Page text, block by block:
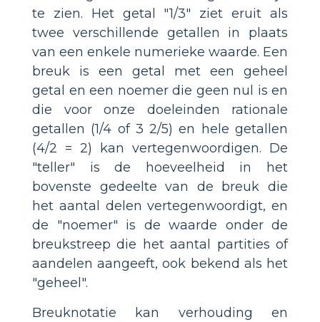
te zien. Het getal "1/3" ziet eruit als
twee verschillende getallen in plaats
van een enkele numerieke waarde. Een
breuk is een getal met een geheel
getal en een noemer die geen nul is en
die voor onze doeleinden rationale
getallen (1/4 of 3 2/5) en hele getallen
(4/2 = 2) kan vertegenwoordigen. De
"teller" is de hoeveelheid in het
bovenste gedeelte van de breuk die
het aantal delen vertegenwoordigt, en
de "noemer" is de waarde onder de
breukstreep die het aantal partities of
aandelen aangeeft, ook bekend als het
"geheel".
Breuknotatie kan verhouding en